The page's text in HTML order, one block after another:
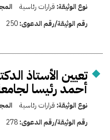
نوع الوثيقة: قرارات رئاسية
رقم الوثيقة/رقم الدعوى:250
تعيين الأستاذ
أحمد رئيسا
نوع الوثيقة: قرارات رئاسية
رقم الوثيقة/رقم الدعوى:278